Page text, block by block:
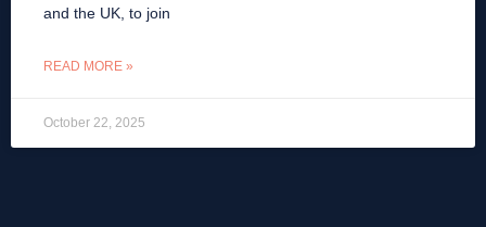
and the UK, to join
READ MORE »
October 22, 2025